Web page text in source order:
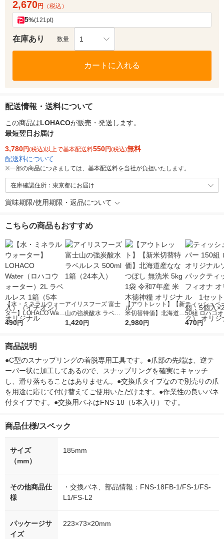
2,670円 （税込）
5%(121pt)
在庫あり 数量 1
カートに入れる
配送情報・送料について
この商品はLOHACOが販売・発送します。
最短翌日お届け
3,780円(税込)以上で基本配送料550円(税込)無料
配送料について
※一部の商品につきましては、基本配送料を当社が負担いたします。
在庫確認住所：東京都にお届け
賞味期限/使用期限・返品について
こちらの商品もおすすめ
【水・ミネラルウォー
ター】LOHACO Wate
r（ロハコウォータ
シ） オリジナル
490円
アイリスフーズ 富士
山の強炭酸水 ラベル
レス 500ml 1箱（24
1,420円
【アウトレット】【新
米切替特価】北海道産
ななつぼし 無洗米 5k
2,980円
ティッシュペ
50組 ロハコ
ルソフトパッ
オリジナル
470円
商品説明
●C型のスナップリングの着脱専用工具です。●爪部の先端は、逆テ
ーパー状に加工してあるので、スナップリングを確実にキャッチ
し、滑り落ちることはありません。●交換爪タイプなので別売りの爪
を用途に応じて付け替えてご使用いただけます。●作業性の良いバネ
付タイプです。●交換用バネはFNS-18（5本入り）です。
商品仕様/スペック
サイズ
（mm）
185mm
その他商品仕
様
・交換バネ、部品情報：FNS-18FB-1/FS-1/FS-
L1/FS-L2
パッケージサ
イズ
223×73×20mm